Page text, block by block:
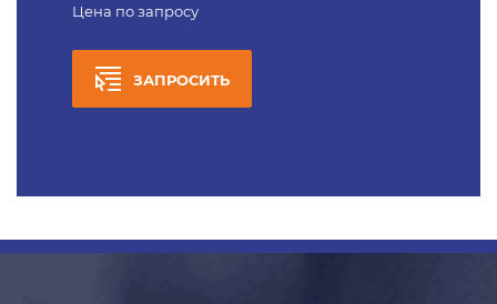
Цена по запросу
ЗАПРОСИТЬ